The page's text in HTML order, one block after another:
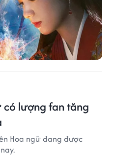
có lượng fan tăng
Hoa ngữ đang được